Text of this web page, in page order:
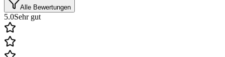
Alle Bewertungen
5.0Sehr gut